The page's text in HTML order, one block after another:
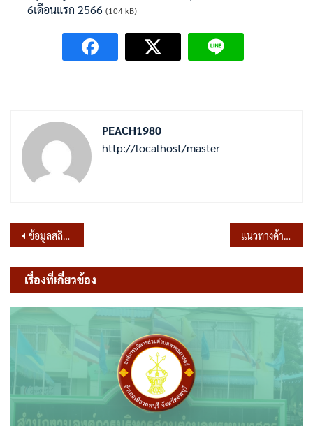
6เดือนแรก 2566 (104 kB)
PEACH1980
http://localhost/master
แนะแนว
เรื่อง
ข้อมูลสถิติเรื่องร้องเรียนการทุจริตประพฤติมิชอบ ประจำเดือน มีนาคม 2566 แนวทางด้านคุณธรรมจริยธรรมในการปฏิบัติหน้าที่ Dos & Don’ts
เรื่องที่เกี่ยวข้อง